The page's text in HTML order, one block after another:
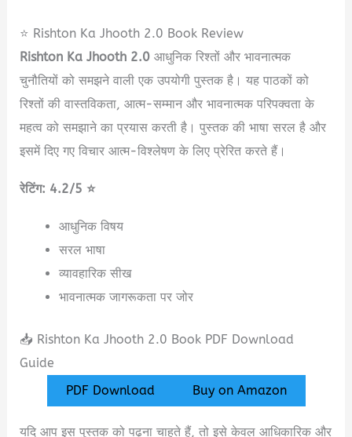
⭐ Rishton Ka Jhooth 2.0 Book Review
Rishton Ka Jhooth 2.0 आधुनिक रिश्तों और भावनात्मक
चुनौतियों को समझने वाली एक उपयोगी पुस्तक है। यह पाठकों को
रिश्तों की वास्तविकता, आत्म-सम्मान और भावनात्मक परिपक्वता के
महत्व को समझाने का प्रयास करती है। पुस्तक की भाषा सरल है और
इसमें दिए गए विचार आत्म-विश्लेषण के लिए प्रेरित करते हैं।
रेटिंग: 4.2/5 ⭐
आधुनिक विषय
सरल भाषा
व्यावहारिक सीख
भावनात्मक जागरूकता पर जोर
📥 Rishton Ka Jhooth 2.0 Book PDF Download
Guide
PDF Download
Buy on Amazon
यदि आप इस पुस्तक को पढ़ना चाहते हैं, तो इसे केवल आधिकारिक और